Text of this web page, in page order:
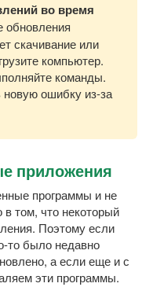
во время
обновления
скачивание или
компьютер.
команды.
ошибку из-за
приложения
программы и не
том, что некоторый
Поэтому если
то было недавно
а если еще и с
эти программы.